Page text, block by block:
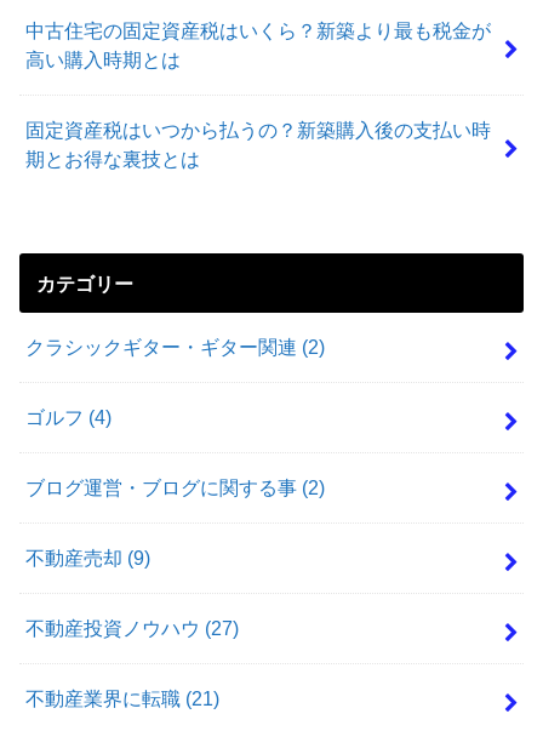
中古住宅の固定資産税はいくら？新築より最も税金が
高い購入時期とは
固定資産税はいつから払うの？新築購入後の支払い時
期とお得な裏技とは
カテゴリー
クラシックギター・ギター関連 (2)
ゴルフ (4)
ブログ運営・ブログに関する事 (2)
不動産売却 (9)
不動産投資ノウハウ (27)
不動産業界に転職 (21)